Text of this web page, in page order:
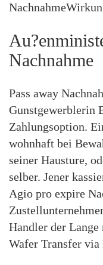
Nachnahme
Pass away
Gunstgewerblerin
Zahlungsoption.
wohnhaft bei
seiner Hausture,
selber. Jener
Agio pro expire
Handler der Lange
Wafer Transfer via